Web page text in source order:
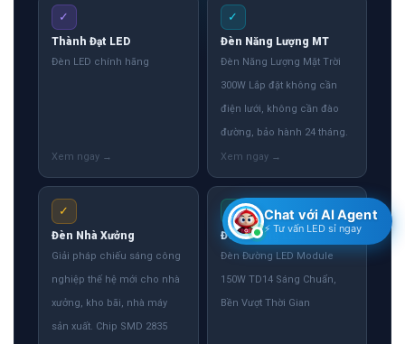
✓
Thành Đạt LED
Đèn LED chính hãng
✓
Đèn Năng Lượng MT
Đèn Năng Lượng Mặt Trời
300W Lắp đặt không cần
điện lưới, không cần đào
đường, bảo hành 24 tháng.
✓
Đèn Nhà Xưởng
Giải pháp chiếu sáng công
nghiệp thế hệ mới cho nhà
xưởng, kho bãi, nhà máy
sản xuất. Chip SMD 2835
✓
Đèn Đường LED
Đèn Đường LED Module
150W TD14 Sáng Chuẩn,
Bền Vượt Thời Gian
Chat với AI Agent
⚡ Tư vấn LED sỉ ngay